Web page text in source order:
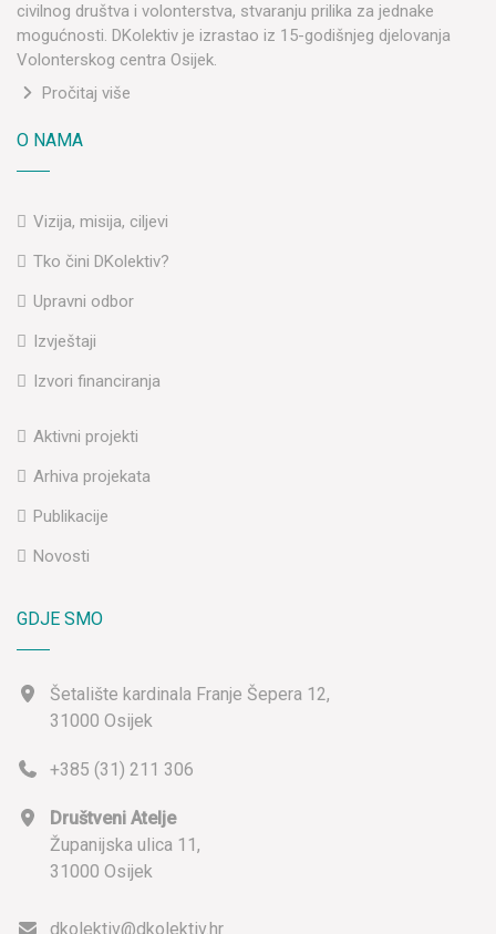
civilnog društva i volonterstva, stvaranju prilika za jednake
mogućnosti. DKolektiv je izrastao iz 15-godišnjeg djelovanja
Volonterskog centra Osijek.
Pročitaj više
O NAMA
Vizija, misija, ciljevi
Tko čini DKolektiv?
Upravni odbor
Izvještaji
Izvori financiranja
Aktivni projekti
Arhiva projekata
Publikacije
Novosti
GDJE SMO
Šetalište kardinala Franje Šepera 12,
31000 Osijek
+385 (31) 211 306
Društveni Atelje
Županijska ulica 11,
31000 Osijek
dkolektiv@dkolektiv.hr